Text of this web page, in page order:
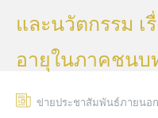
และนวัตกรรม เ
อายุในภาคชนบ
ข่ายประชาสัมพันธ์ภายนอก